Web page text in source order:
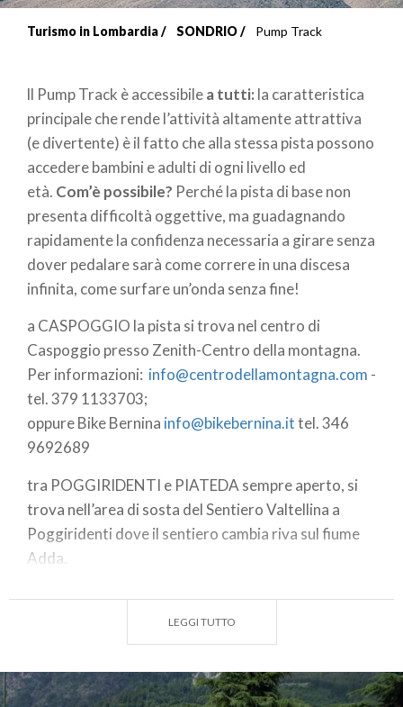
di
pane
Turismo in Lombardia SONDRIO Pump Track
ll Pump Track è accessibilea tutti: la caratteristica
principale che rende l’attività altamente attrattiva
(e divertente) è il fatto che alla stessa pista possono
accedere bambini e adulti di ogni livello ed
età. Com’è possibile? Perché la pista di base non
presenta difficoltà oggettive, ma guadagnando
rapidamente la confidenza necessaria a girare senza
dover pedalare sarà come correre in una discesa
infinita, come surfare un’onda senza fine!
a CASPOGGIO la pista si trova nel centro di
Caspoggio presso Zenith-Centro della montagna.
Per informazioni: info@centrodellamontagna.com -
tel. 379 1133703;
oppure Bike Bernina info@bikebernina.ittel. 346
9692689
tra POGGIRIDENTI e PIATEDA sempre aperto, si
trova nell’area di sosta del Sentiero Valtellina a
Poggiridenti dove il sentiero cambia riva sul fiume
Adda.
LEGGI TUTTO